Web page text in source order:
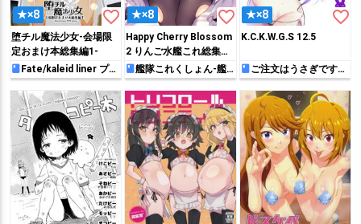
★×8 favorite_border
堕チル魔法少女-会場限
定おまけ本総集編1-
Fate/kaleid liner プリ
ズマ☆イリヤ
★×8 favorite_border
Happy Cherry Blossom
2 りんご水艦これ総集編
2 艦隊これくしょん-艦
これ-
★×8 favorite_border
K.C.K.W.G.S 12.5
ご注文はうさぎです
か？